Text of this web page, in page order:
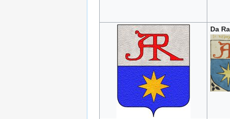
Da